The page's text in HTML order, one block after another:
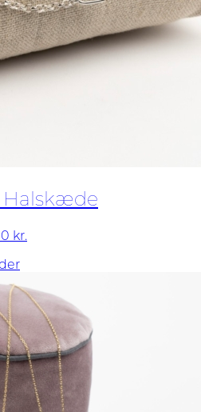
Halskæde
kr.
1.200,00 kr.
vare
har
flere
varianter.
Mulighederne
kan
vælges
på
varesiden